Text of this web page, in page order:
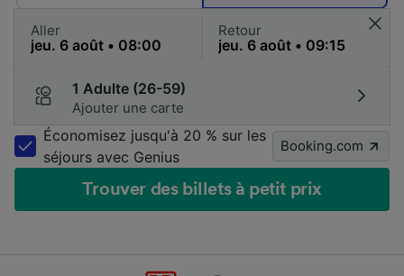
Aller Retour
1 Adulte (26-59)
Ajouter une carte
Économisez jusqu'à 20 % sur les
séjours avec Genius
Booking.com
Trouver des billets à petit prix